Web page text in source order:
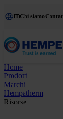
ITChi siamo
Home
Prodotti
Marchi
Hempatherm
Risorse